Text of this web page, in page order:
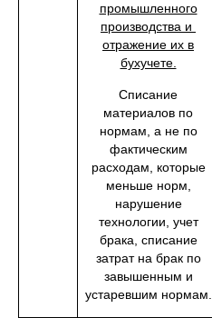
промышленного
производства и
отражение их в
бухучете.
Списание
материалов по
нормам, а не по
фактическим
расходам, которые
меньше норм,
нарушение
технологии, учет
брака, списание
затрат на брак по
завышенным и
устаревшим нормам.